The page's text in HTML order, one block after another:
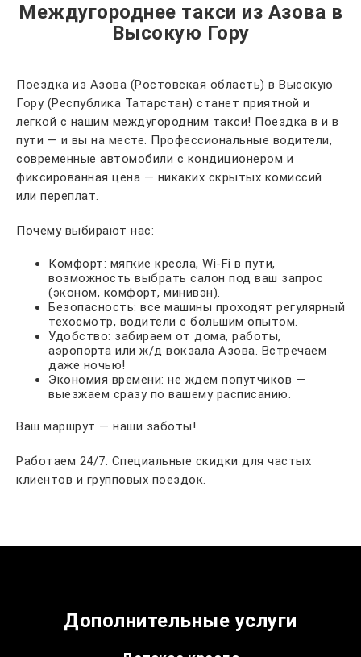
Междугороднее такси из Азова в
Высокую Гору
Поездка из Азова (Ростовская область) в Высокую
Гору (Республика Татарстан) станет приятной и
легкой с нашим междугородним такси! Поездка в и в
пути — и вы на месте. Профессиональные водители,
современные автомобили с кондиционером и
фиксированная цена — никаких скрытых комиссий
или переплат.
Почему выбирают нас:
Комфорт: мягкие кресла, Wi-Fi в пути,
возможность выбрать салон под ваш запрос
(эконом, комфорт, минивэн).
Безопасность: все машины проходят регулярный
техосмотр, водители с большим опытом.
Удобство: забираем от дома, работы,
аэропорта или ж/д вокзала Азова. Встречаем
даже ночью!
Экономия времени: не ждем попутчиков —
выезжаем сразу по вашему расписанию.
Ваш маршрут — наши заботы!
Работаем 24/7. Специальные скидки для частых
клиентов и групповых поездок.
Дополнительные услуги